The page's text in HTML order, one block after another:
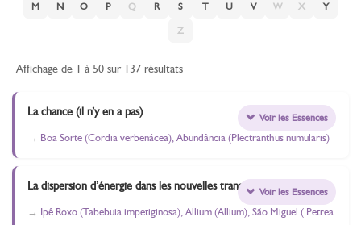
M N O P Q R S T U V W X Y
Z
Affichage de 1 à 50 sur 137 résultats
La chance (il n’y en a pas)
Boa Sorte (Cordia verbenácea), Abundância (Plectranthus numularis)
Voir les Essences
La dispersion d’énergie dans les nouvelles transitions
Ipê Roxo (Tabebuia impetiginosa), Allium (Allium), São Miguel ( Petrea
Voir les Essences